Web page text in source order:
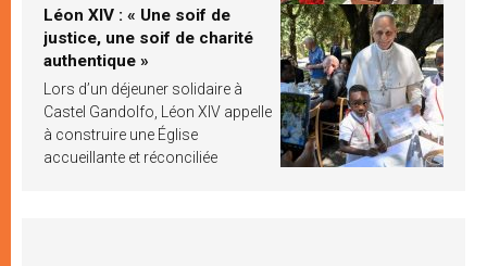
Léon XIV : « Une soif de
justice, une soif de charité
authentique »
Lors d’un déjeuner solidaire à
Castel Gandolfo, Léon XIV appelle
à construire une Église
accueillante et réconciliée